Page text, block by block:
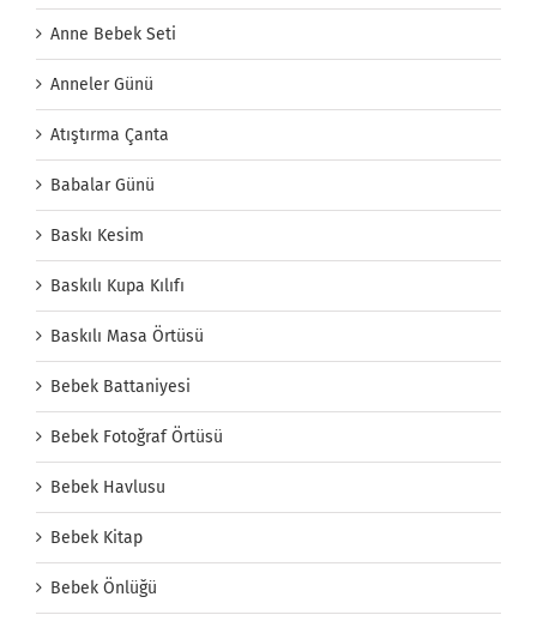
Anne Bebek Seti
Anneler Günü
Atıştırma Çanta
Babalar Günü
Baskı Kesim
Baskılı Kupa Kılıfı
Baskılı Masa Örtüsü
Bebek Battaniyesi
Bebek Fotoğraf Örtüsü
Bebek Havlusu
Bebek Kitap
Bebek Önlüğü